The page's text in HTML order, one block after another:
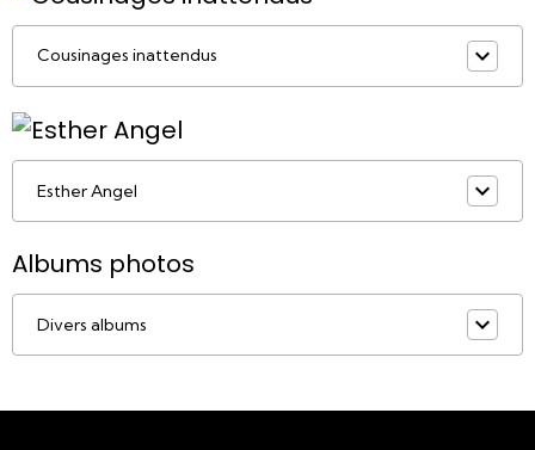
Cousinages inattendus
Esther Angel
Albums photos
Divers albums